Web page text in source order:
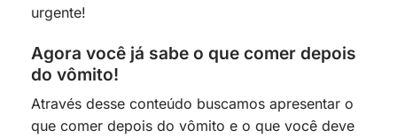
urgente!
Agora você já sabe o que comer depois
do vômito!
Através desse conteúdo buscamos apresentar o
que comer depois do vômito e o que você deve